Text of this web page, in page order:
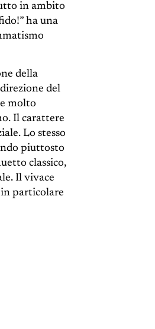
in ambito
ha una
della
del
molto
Il carattere
Lo stesso
piuttosto
classico,
Il vivace
particolare